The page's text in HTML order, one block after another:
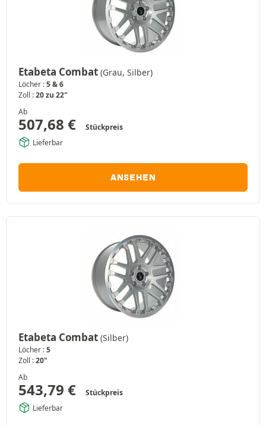
Etabeta Combat (Grau, Silber)
Löcher :5 & 6
Zoll :20 zu 22"
Ab
507,68 €
Stückpreis
Lieferbar
ANSEHEN
Etabeta Combat (Silber)
Löcher :5
Zoll :20"
Ab
543,79 €
Stückpreis
Lieferbar